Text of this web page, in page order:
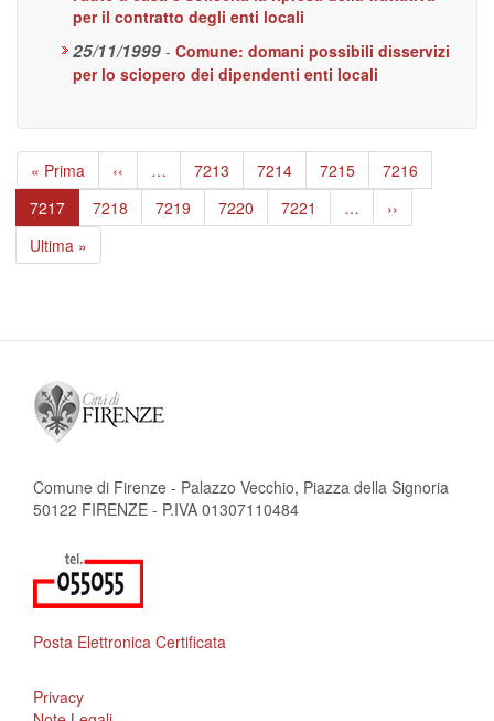
per il contratto degli enti locali
25/11/1999 - Comune: domani possibili disservizi
per lo sciopero dei dipendenti enti locali
Paginazione
Prima
pagina
« Prima
Pagina
precedente
‹‹ … Page
7213 Page
7214 Page
7215 Page
7216
Pagina
attuale
7217 Page
7218 Page
7219 Page
7220 Page
7221 …
Pagina
successiva
››
Ultima
pagina
Ultima »
Comune di Firenze - Palazzo Vecchio, Piazza della Signoria
50122 FIRENZE - P.IVA 01307110484
Posta Elettronica Certificata
Privacy